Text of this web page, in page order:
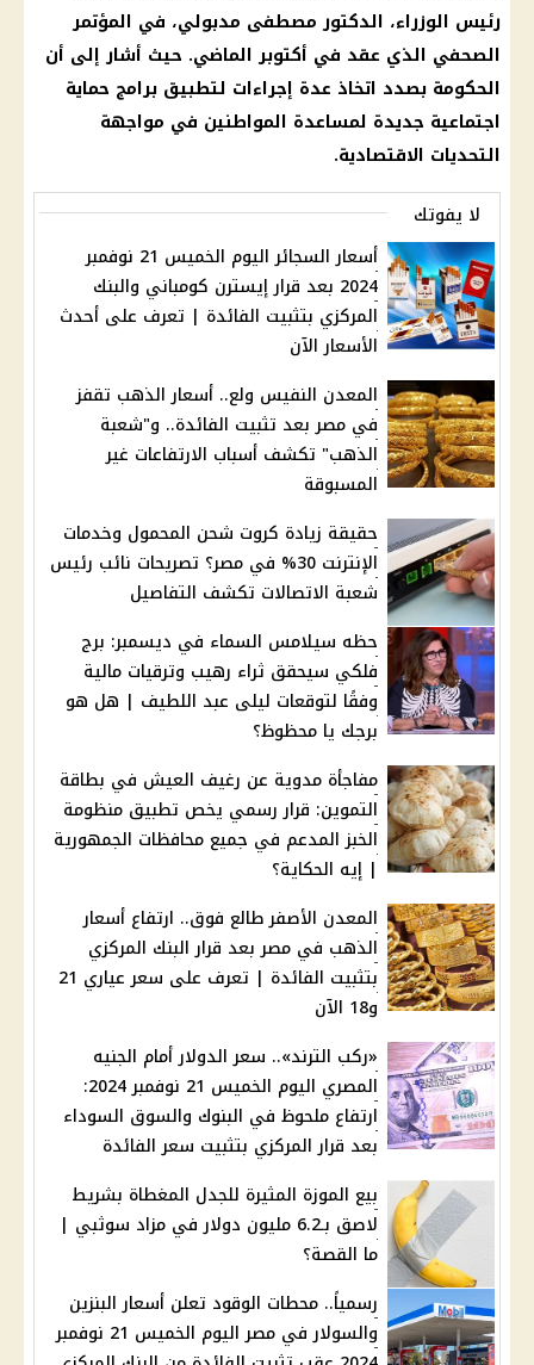
رئيس الوزراء، الدكتور مصطفى مدبولي، في المؤتمر
الصحفي الذي عقد في أكتوبر الماضي. حيث أشار إلى أن
الحكومة بصدد اتخاذ عدة إجراءات لتطبيق برامج حماية
اجتماعية جديدة لمساعدة المواطنين في مواجهة
التحديات الاقتصادية.
لا يفوتك
أسعار السجائر اليوم الخميس 21 نوفمبر
2024 بعد قرار إيسترن كومباني والبنك
المركزي بتثبيت الفائدة | تعرف على أحدث
الأسعار الآن
المعدن النفيس ولع.. أسعار الذهب تقفز
في مصر بعد تثبيت الفائدة.. و"شعبة
الذهب" تكشف أسباب الارتفاعات غير
المسبوقة
حقيقة زيادة كروت شحن المحمول وخدمات
الإنترنت 30% في مصر؟ تصريحات نائب رئيس
شعبة الاتصالات تكشف التفاصيل
حظه سيلامس السماء في ديسمبر: برج
فلكي سيحقق ثراء رهيب وترقيات مالية
وفقًا لتوقعات ليلى عبد اللطيف | هل هو
برجك يا محظوظ؟
مفاجأة مدوية عن رغيف العيش في بطاقة
التموين: قرار رسمي يخص تطبيق منظومة
الخبز المدعم في جميع محافظات الجمهورية
| إيه الحكاية؟
المعدن الأصفر طالع فوق.. ارتفاع أسعار
الذهب في مصر بعد قرار البنك المركزي
بتثبيت الفائدة | تعرف على سعر عياري 21
و18 الآن
«ركب الترند».. سعر الدولار أمام الجنيه
المصري اليوم الخميس 21 نوفمبر 2024:
ارتفاع ملحوظ في البنوك والسوق السوداء
بعد قرار المركزي بتثبيت سعر الفائدة
بيع الموزة المثيرة للجدل المغطاة بشريط
لاصق بـ6.2 مليون دولار في مزاد سوثبي |
ما القصة؟
رسمياً.. محطات الوقود تعلن أسعار البنزين
والسولار في مصر اليوم الخميس 21 نوفمبر